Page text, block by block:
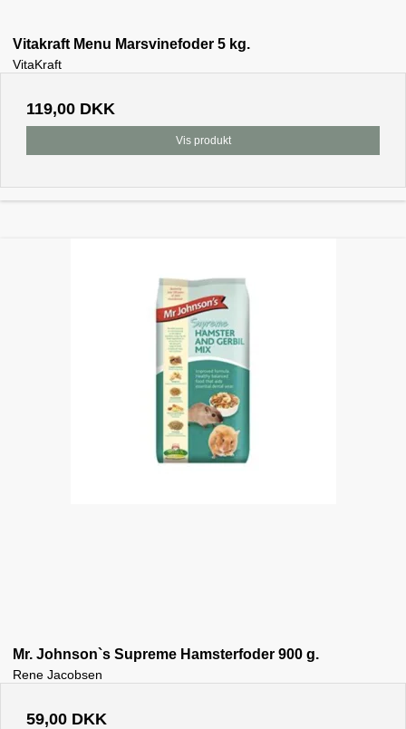
Vitakraft Menu Marsvinefoder 5 kg.
VitaKraft
119,00 DKK
Vis produkt
Mr. Johnson`s Supreme Hamsterfoder 900 g.
Rene Jacobsen
59,00 DKK